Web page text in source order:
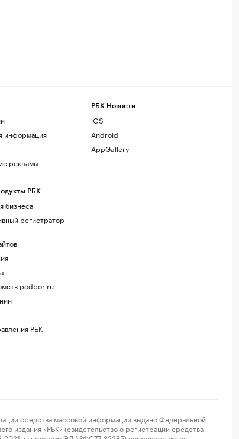
информация
рекламы
РБК
бизнеса
регистратор
podbor.ru
РБК
РБК Новости
iOS
Android
AppGallery
средства массовой информации выдано Федеральной
издания «РБК» (свидетельство о регистрации средства